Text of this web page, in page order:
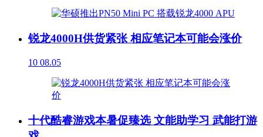
锐龙4000H供货紧张 相应笔记本可能会涨价
10 08.05
十代酷睿游戏本暑促臻选 文能助学习 武能打游